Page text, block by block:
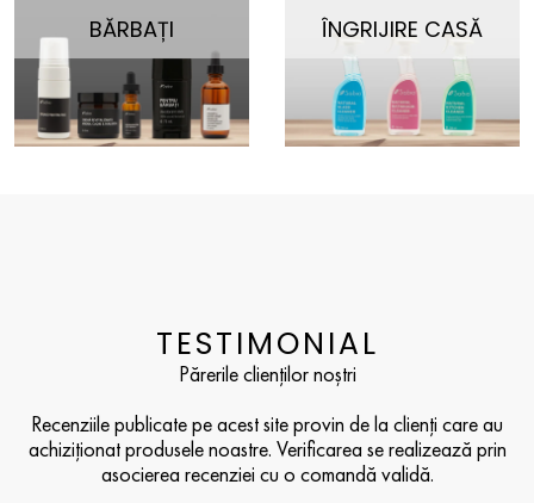
BĂRBAȚI ÎNGRIJIRE CASĂ
TESTIMONIAL
Părerile clienților noștri
Recenziile publicate pe acest site provin de la clienți care au
achiziționat produsele noastre. Verificarea se realizează prin
asocierea recenziei cu o comandă validă.